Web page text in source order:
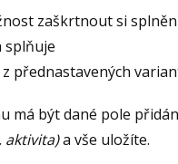
zaškrtnout si
splňuje
přednastavených
má být dané pole
aktivita)a vše uložíte.